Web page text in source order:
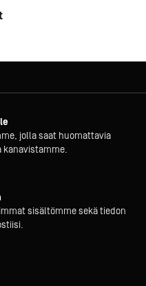
jolla saat huomattavia
kanavistamme.
sisältömme sekä tiedon